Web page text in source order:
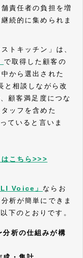
責任者の負担を増
続的に集められま
トキッチン」は、
で取得した顧客の
から選出された
と相談しながら改
顧客満足度につな
ッフを含めた
ていると言いま
こちら>>>
Voice」 ならお
析が簡単にできま
下のとおりです。
分析の仕組みが構